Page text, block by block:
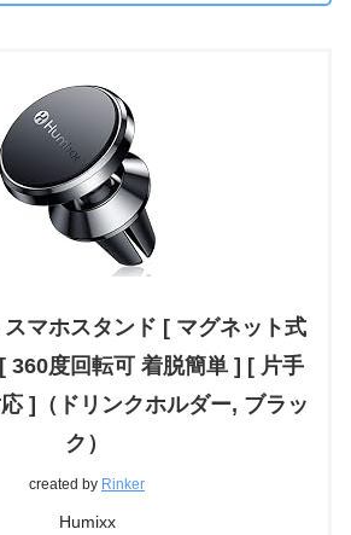
マホスタンド [ マグネット式
360度回転可 着脱簡単 ] [ 片手
]（ドリンクホルダー, ブラッ
ク）
created by Rinker
Humixx